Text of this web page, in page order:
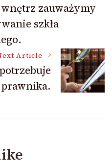
zauważymy
szkła
Article